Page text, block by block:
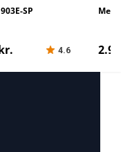
SP
4.6